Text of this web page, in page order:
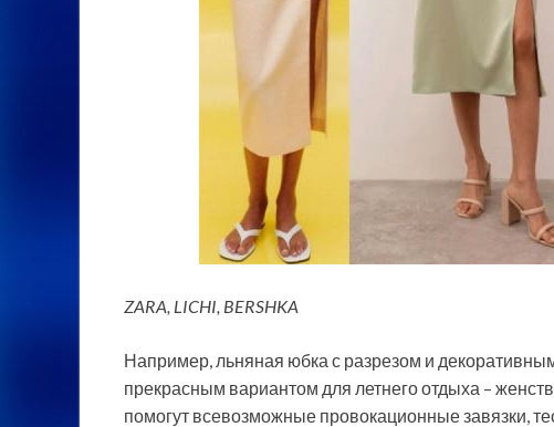
ZARA, LICHI, BERSHKA
Например, льняная юбка с разрезом и
прекрасным вариантом для летнего отдыха –
помогут всевозможные провокационные завязки,